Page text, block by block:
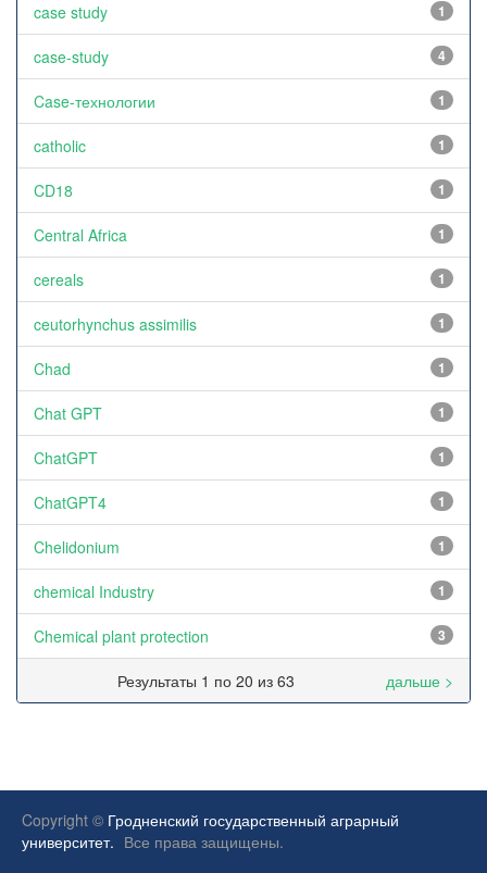
case study 1
case-study 4
Case-технологии 1
catholic 1
CD18 1
Central Africa 1
cereals 1
ceutorhynchus assimilis 1
Chad 1
Chat GPT 1
ChatGPT 1
ChatGPT4 1
Chelidonium 1
chemical Industry 1
Chemical plant protection 3
Результаты 1 по 20 из 63 дальше >
Copyright © Гродненский государственный аграрный
университет. Все права защищены.